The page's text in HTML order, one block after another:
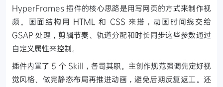
HyperFrames 插件的核心思路是用写网页的方式来制作视
频。画面结构用 HTML 和 CSS 来搭，动画时间线交给
GSAP 处理，剪辑节奏、轨道分配和时长同步这些参数通过
自定义属性来控制。
插件内置了 5 个 Skill，各司其职。主创作规范强调先定好视
觉风格、做完静态布局再推进动画，避免后期反复返工。还